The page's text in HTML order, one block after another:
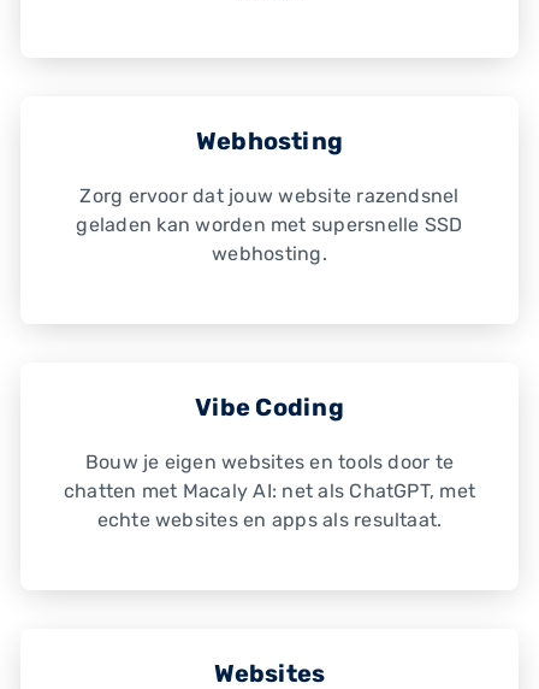
Webhosting
Zorg ervoor dat jouw website razendsnel
geladen kan worden met supersnelle SSD
webhosting.
Vibe Coding
Bouw je eigen websites en tools door te
chatten met Macaly AI: net als ChatGPT, met
echte websites en apps als resultaat.
Websites